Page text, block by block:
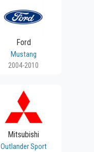
Ford
Mustang
2004-2010
Mitsubishi
Outlander Sport